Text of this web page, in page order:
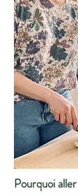
Pourquoi